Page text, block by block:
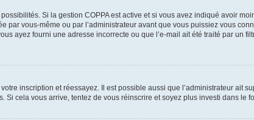
Si la gestion COPPA est active et si vous avez indiqué avoir
vous-même ou par l’administrateur avant que vous puissiez vous
ayez fourni une adresse incorrecte ou que l’e-mail ait été traité par un
inscription et réessayez. Il est possible aussi que l’administrateur ait
cela vous arrive, tentez de vous réinscrire et soyez plus investi dans le